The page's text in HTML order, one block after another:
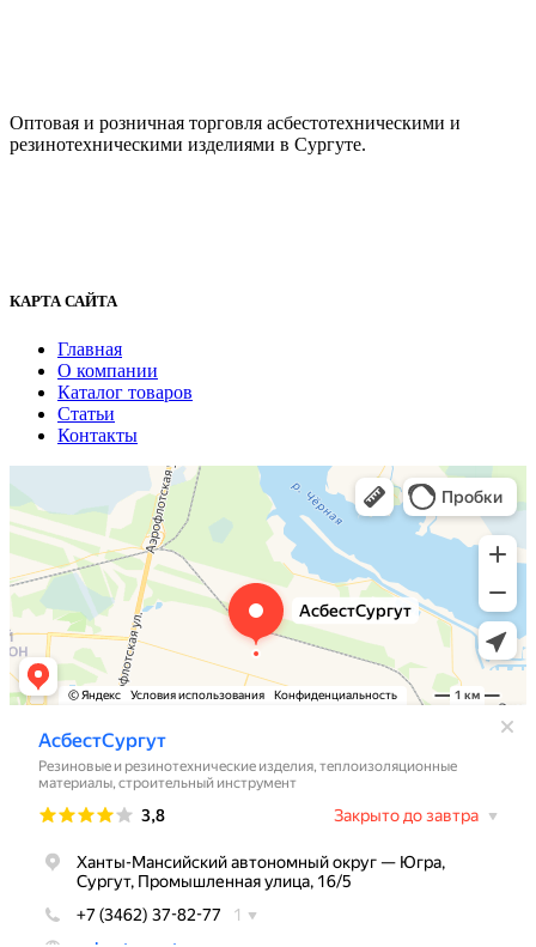
Оптовая и розничная торговля асбестотехническими и
резинотехническими изделиями в Сургуте.
КАРТА САЙТА
Главная
О компании
Каталог товаров
Статьи
Контакты